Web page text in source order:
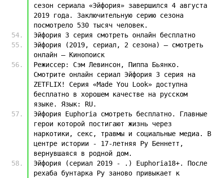
сезон сериала «Эйфория» завершился 4 августа
2019 года. Заключительную серию сезона
посмотрело 530 тысяч человек.
Эйфория 3 серия смотреть онлайн бесплатно
Эйфория (2019, сериал, 2 сезона) — смотреть
онлайн — Кинопоиск
Режиссер: Сэм Левинсон, Пиппа Бьянко.
Смотрите онлайн сериал Эйфория 3 серия на
ZETFLIX! Серия «Made You Look» доступна
бесплатно в хорошем качестве на русском
языке. Язык: RU.
Эйфория Euphoria смотреть бесплатно. Главные
герои которой постигают жизнь через
наркотики, секс, травмы и социальные медиа. В
центре истории - 17-летняя Ру Беннетт,
вернувшаяся в родной дом.
Эйфория (сериал 2019 - .) Euphoria18+. После
рехаба бунтарка Ру заново привыкает к